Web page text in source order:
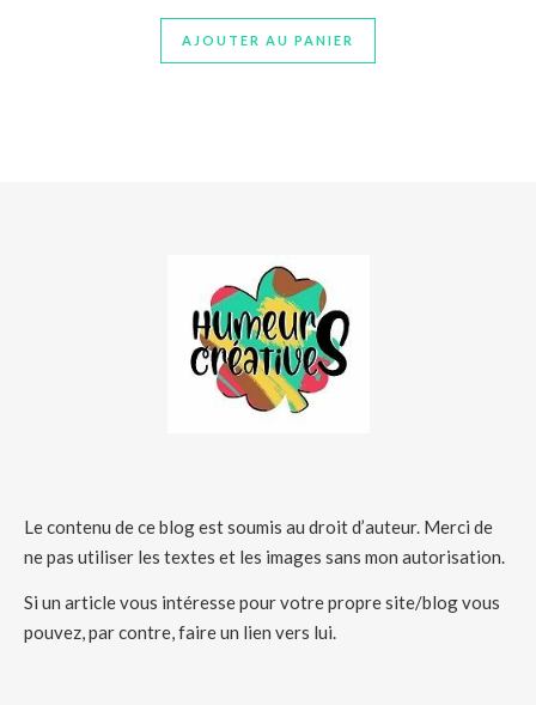
AJOUTER AU PANIER
Le contenu de ce blog est soumis au droit d’auteur. Merci de
ne pas utiliser les textes et les images sans mon autorisation.
Si un article vous intéresse pour votre propre site/blog vous
pouvez, par contre, faire un lien vers lui.